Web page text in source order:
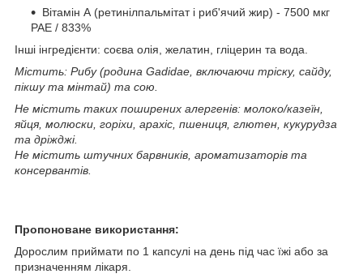
Вітамін А (ретинілпальмітат і риб'ячий жир) - 7500 мкг
РАЕ / 833%
Інші інгредієнти: соєва олія, желатин, гліцерин та вода.
Містить: Рибу (родина Gadidae, включаючи тріску, сайду,
пікшу та мінтай) та сою.
Не містить таких поширених алергенів: молоко/казеїн,
яйця, молюски, горіхи, арахіс, пшениця, глютен, кукурудза
та дріжджі.
Не містить штучних барвників, ароматизаторів та
консервантів.
Пропоноване використання:
Дорослим приймати по 1 капсулі на день під час їжі або за
призначенням лікаря.